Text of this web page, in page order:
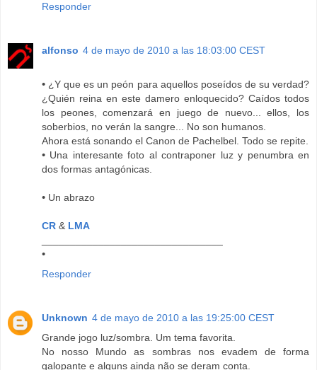
Responder
alfonso 4 de mayo de 2010 a las 18:03:00 CEST
• ¿Y que es un peón para aquellos poseídos de su verdad?
¿Quién reina en este damero enloquecido? Caídos todos
los peones, comenzará en juego de nuevo... ellos, los
soberbios, no verán la sangre... No son humanos.
Ahora está sonando el Canon de Pachelbel. Todo se repite.
• Una interesante foto al contraponer luz y penumbra en
dos formas antagónicas.
• Un abrazo
CR & LMA
•
Responder
Unknown 4 de mayo de 2010 a las 19:25:00 CEST
Grande jogo luz/sombra. Um tema favorita.
No nosso Mundo as sombras nos evadem de forma
galopante e alguns ainda não se deram conta.